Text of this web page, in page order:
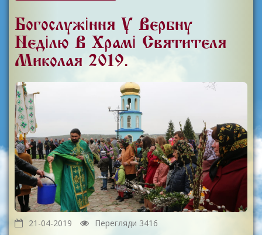
Богослужіння У Вербну
Неділю В Храмі Святителя
Миколая 2019.
21-04-2019 Перегляди 3416